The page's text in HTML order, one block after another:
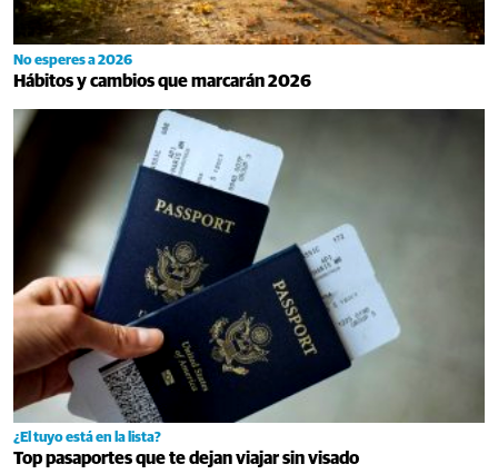
No esperes a 2026
Hábitos y cambios que marcarán 2026
¿El tuyo está en la lista?
Top pasaportes que te dejan viajar sin visado